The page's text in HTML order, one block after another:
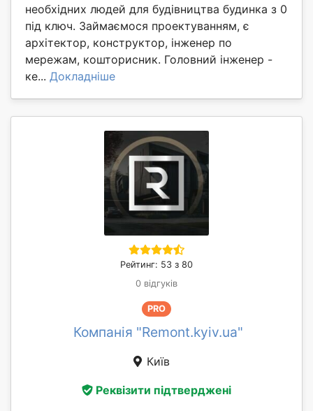
необхідних людей для будівництва будинка з 0
під ключ. Займаємося проектуванням, є
архітектор, конструктор, інженер по
мережам, кошторисник. Головний інженер -
ке... Докладніше
Рейтинг: 53 з 80
0 відгуків
PRO
Компанія "Remont.kyiv.ua"
Київ
Реквізити підтверджені